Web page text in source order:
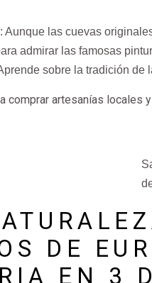
: Aunque las cuevas
admirar las famosas
sobre la tradición de
comprar artesanías
DE
EN 3